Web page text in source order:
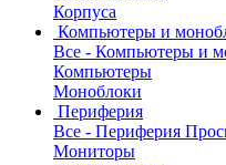
Корпуса
Компьютеры и
Все - Компьютеры и
Компьютеры
Моноблоки
Периферия
Все - Периферия
Мониторы